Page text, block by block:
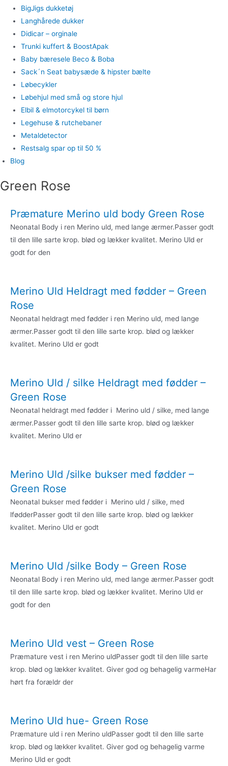
BigJigs dukketøj
Langhårede dukker
Didicar – orginale
Trunki kuffert & BoostApak
Baby bæresele Beco & Boba
Sack´n Seat babysæde & hipster bælte
Løbecykler
Løbehjul med små og store hjul
Elbil & elmotorcykel til børn
Legehuse & rutchebaner
Metaldetector
Restsalg spar op til 50 %
Blog
Green Rose
Præmature Merino uld body Green Rose
Neonatal Body i ren Merino uld, med lange ærmer.Passer godt
til den lille sarte krop. blød og lækker kvalitet. Merino Uld er
godt for den
Merino Uld Heldragt med fødder – Green
Rose
Neonatal heldragt med fødder i ren Merino uld, med lange
ærmer.Passer godt til den lille sarte krop. blød og lækker
kvalitet. Merino Uld er godt
Merino Uld / silke Heldragt med fødder –
Green Rose
Neonatal heldragt med fødder i Merino uld / silke, med lange
ærmer.Passer godt til den lille sarte krop. blød og lækker
kvalitet. Merino Uld er
Merino Uld /silke bukser med fødder –
Green Rose
Neonatal bukser med fødder i Merino uld / silke, med
lfødderPasser godt til den lille sarte krop. blød og lækker
kvalitet. Merino Uld er godt
Merino Uld /silke Body – Green Rose
Neonatal Body i ren Merino uld, med lange ærmer.Passer godt
til den lille sarte krop. blød og lækker kvalitet. Merino Uld er
godt for den
Merino Uld vest – Green Rose
Præmature vest i ren Merino uldPasser godt til den lille sarte
krop. blød og lækker kvalitet. Giver god og behagelig varmeHar
hørt fra forældr der
Merino Uld hue- Green Rose
Præmature uld i ren Merino uldPasser godt til den lille sarte
krop. blød og lækker kvalitet. Giver god og behagelig varme
Merino Uld er godt